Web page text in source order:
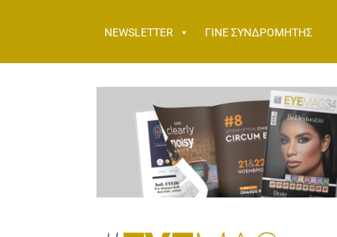
NEWSLETTER ΓΙΝΕ ΣΥΝΔΡΟΜΗΤΗΣ